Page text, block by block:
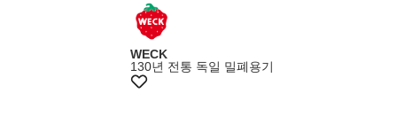
+15%쿠폰
WECK
130년 전통 독일 밀폐용기